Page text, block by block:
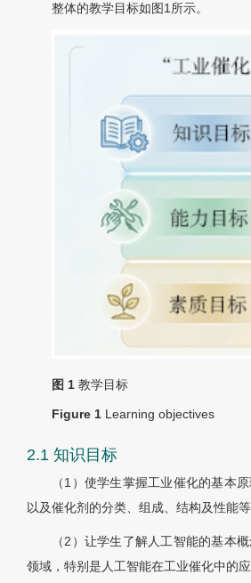
整体的教学目标如图1所示。
图 1 教学目标
Figure 1 Learning objectives
2.1 知识目标
（1）使学生掌握工业催化的基本
以及催化剂的分类、组成、结构及性能等
（2）让学生了解人工智能的基本
领域，特别是人工智能在工业催化中的应